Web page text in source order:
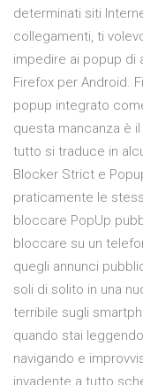
determinati siti
collegamenti, ti
impedire ai popup di
Firefox per Android.
popup integrato
questa mancanza è
tutto si traduce in
Blocker Strict e
praticamente le
bloccare PopUp
bloccare su un
quegli annunci
soli di solito in una
terribile sugli
quando stai
navigando e